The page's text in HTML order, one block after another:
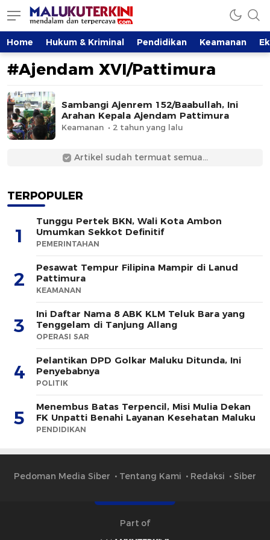
MalukuTerkini.com
Terkini, Mendalam dan Terpercaya
Home Hukum & Kriminal Pendidikan Keamanan
#Ajendam XVI/Pattimura
Sambangi Ajenrem 152/Baabullah, Ini
Arahan Kepala Ajendam Pattimura
Keamanan 2 tahun yang lalu
Artikel sudah termuat semua...
TERPOPULER
1
Tunggu Pertek BKN, Wali Kota Ambon
Umumkan Sekkot Definitif
PEMERINTAHAN
2
Pesawat Tempur Filipina Mampir di Lanud
Pattimura
KEAMANAN
3
Ini Daftar Nama 8 ABK KLM Teluk Bara yang
Tenggelam di Tanjung Allang
OPERASI SAR
4
Pelantikan DPD Golkar Maluku Ditunda, Ini
Penyebabnya
POLITIK
5
Menembus Batas Terpencil, Misi Mulia Dekan
FK Unpatti Benahi Layanan Kesehatan Maluku
PENDIDIKAN
Pedoman Media Siber Tentang Kami Redaksi Siber
Part of